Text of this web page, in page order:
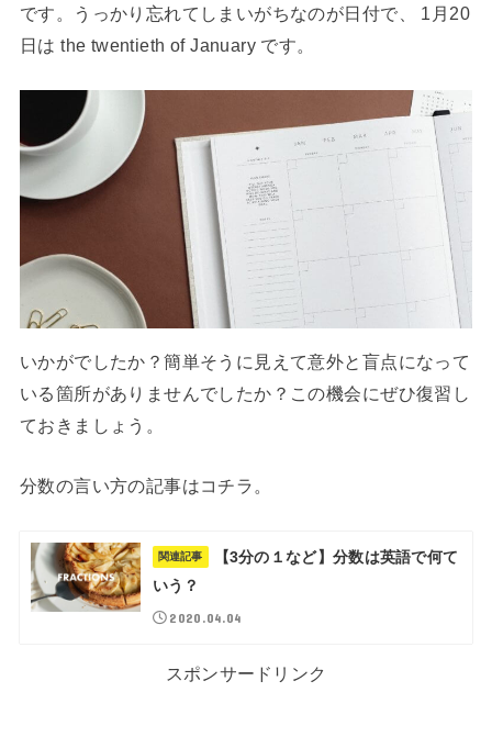
です。うっかり忘れてしまいがちなのが日付で、 1月20
日は the twentieth of January です。
いかがでしたか？簡単そうに見えて意外と盲点になって
いる箇所がありませんでしたか？この機会にぜひ復習し
ておきましょう。
分数の言い方の記事はコチラ。
関連記事
【3分の１など】分数は英語で何て
いう？
2020.04.04
スポンサードリンク